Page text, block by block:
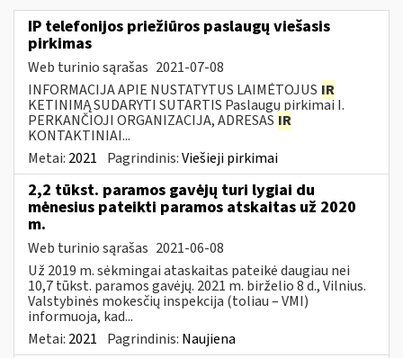
IP telefonijos priežiūros paslaugų viešasis
pirkimas
Web turinio sąrašas 2021-07-08
INFORMACIJA APIE NUSTATYTUS LAIMĖTOJUS IR
KETINIMĄ SUDARYTI SUTARTIS Paslaugų pirkimai I.
PERKANČIOJI ORGANIZACIJA, ADRESAS IR
KONTAKTINIAI...
Metai: 2021 Pagrindinis:Viešieji pirkimai
2,2 tūkst. paramos gavėjų turi lygiai du
mėnesius pateikti paramos atskaitas už 2020
m.
Web turinio sąrašas 2021-06-08
Už 2019 m. sėkmingai ataskaitas pateikė daugiau nei
10,7 tūkst. paramos gavėjų. 2021 m. birželio 8 d., Vilnius.
Valstybinės mokesčių inspekcija (toliau – VMI)
informuoja, kad...
Metai: 2021 Pagrindinis: Naujiena